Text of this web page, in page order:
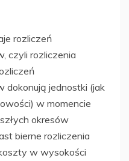
rozliczeń
czyli rozliczenia
jednostki (jak
w momencie
okresów
bierne rozliczenia
w wysokości